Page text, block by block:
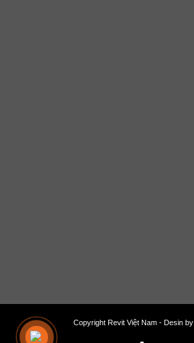
Copyright Revit Việt Nam - Desin by